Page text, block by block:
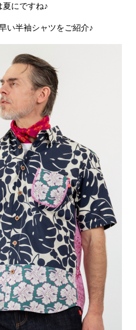
夏にですね♪
い半袖シャツをご紹介♪